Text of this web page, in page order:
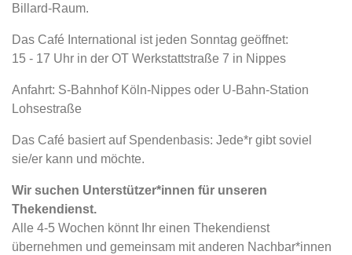
Billard-Raum.
Das Café International ist jeden Sonntag geöffnet:
15 - 17 Uhr in der OT Werkstattstraße 7 in Nippes
Anfahrt: S-Bahnhof Köln-Nippes oder U-Bahn-Station
Lohsestraße
Das Café basiert auf Spendenbasis: Jede*r gibt soviel
sie/er kann und möchte.
Wir suchen Unterstützer*innen für unseren
Thekendienst.
Alle 4-5 Wochen könnt Ihr einen Thekendienst
übernehmen und gemeinsam mit anderen Nachbar*innen